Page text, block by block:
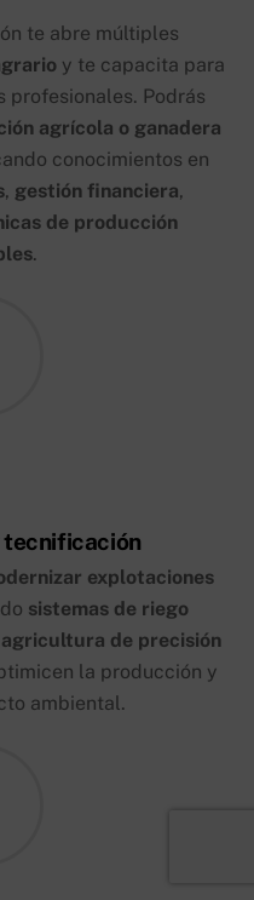
te abre múltiples
y te capacita para
Podrás
agrícola o ganadera
conocimientos en
, gestión financiera,
de producción
.
tecnificación
explotaciones
sistemas de riego
de precisión
la producción y
ambiental.